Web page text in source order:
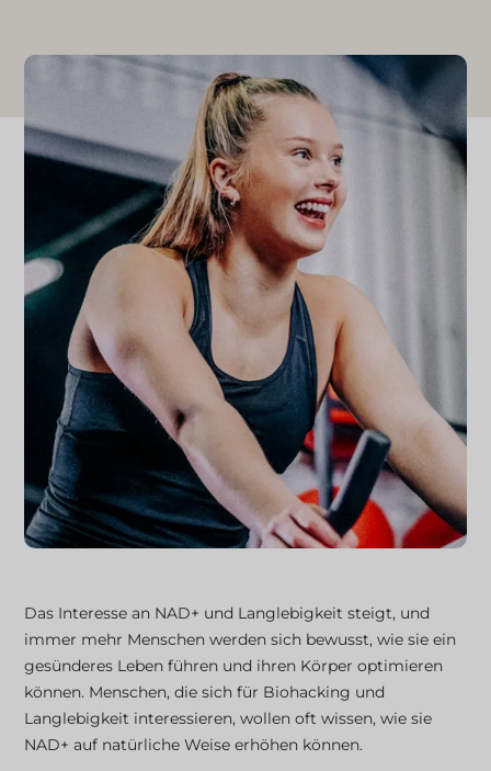
Das Interesse an NAD+ und Langlebigkeit steigt, und
immer mehr Menschen werden sich bewusst, wie sie ein
gesünderes Leben führen und ihren Körper optimieren
können. Menschen, die sich für Biohacking und
Langlebigkeit interessieren, wollen oft wissen, wie sie
NAD+ auf natürliche Weise erhöhen können.